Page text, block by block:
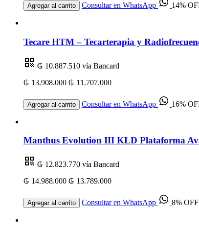
Agregar al carrito Consultar en WhatsApp 14%
Tecare HTM – Tecarterapia y
₲ 10.887.510 vía Bancard
₲ 13.908.000 ₲ 11.707.000
Agregar al carrito Consultar en WhatsApp 16%
Manthus Evolution III KLD Plataforma
₲ 12.823.770 vía Bancard
₲ 14.988.000 ₲ 13.789.000
Agregar al carrito Consultar en WhatsApp 8% OFF